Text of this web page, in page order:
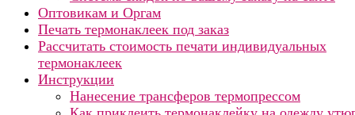
Оптовикам и Оргам
Печать термонаклеек под заказ
Рассчитать стоимость печати индивидуальных
термонаклеек
Инструкции
Нанесение трансферов термопрессом